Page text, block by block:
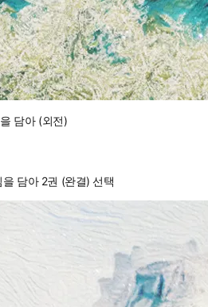
담아 (외전)
담아 2권 (완결) 선택